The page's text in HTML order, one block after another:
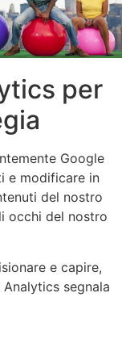
per
Google
e modificare in
del nostro
occhi del nostro
e capire,
segnala